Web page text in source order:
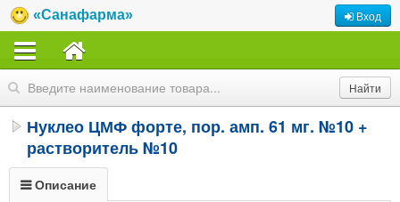
«Санафарма» Вход
Нуклео ЦМФ форте, пор. амп. 61 мг. №10 +
растворитель №10
Описание